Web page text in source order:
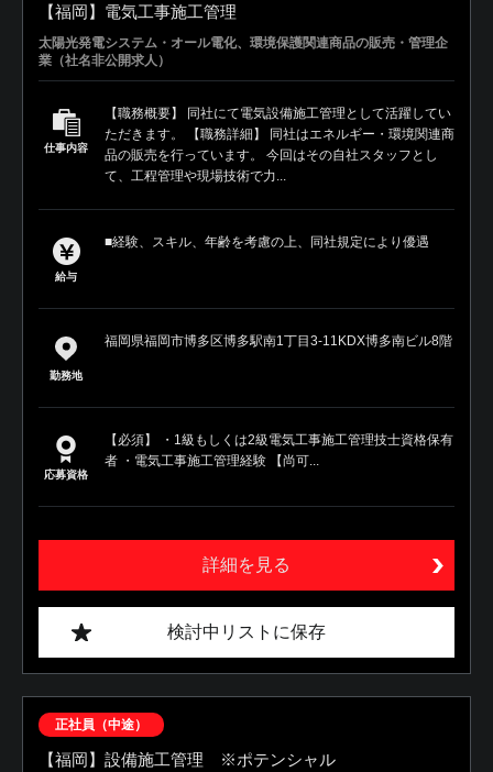
【福岡】電気工事施工管理
太陽光発電システム・オール電化、環境保護関連商品の販売・管理企
業（社名非公開求人）
仕事内容
【職務概要】 同社にて電気設備施工管理として活躍してい
ただきます。 【職務詳細】 同社はエネルギー・環境関連商
品の販売を行っています。 今回はその自社スタッフとし
て、工程管理や現場技術で力...
給与
■経験、スキル、年齢を考慮の上、同社規定により優遇
勤務地
福岡県福岡市博多区博多駅南1丁目3-11KDX博多南ビル8階
応募資格
【必須】 ・1級もしくは2級電気工事施工管理技士資格保有
者 ・電気工事施工管理経験 【尚可...
詳細を見る
検討中リストに保存
正社員（中途）
【福岡】設備施工管理 ※ポテンシャル